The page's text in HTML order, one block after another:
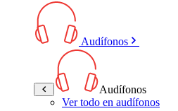
Audífonos
Audífonos
Ver todo en audífonos